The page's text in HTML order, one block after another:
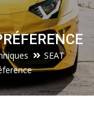
SEAT